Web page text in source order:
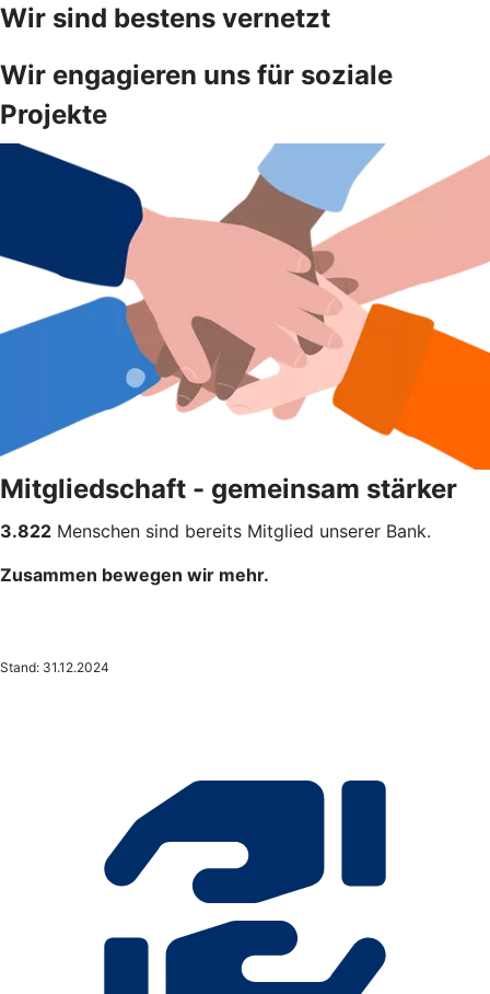
Wir sind bestens vernetzt
Wir engagieren uns für soziale
Projekte
Mitgliedschaft - gemeinsam stärker
3.822 Menschen sind bereits Mitglied unserer Bank.
Zusammen bewegen wir mehr.
Stand: 31.12.2024